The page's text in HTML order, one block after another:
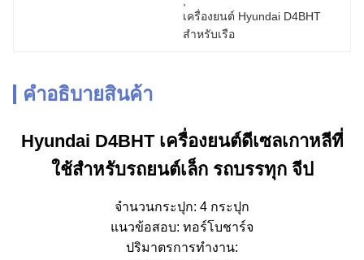
เครื่องยนต์ Hyundai D4BHT
สําหรับเรือ
คําอธิบายสินค้า
Hyundai D4BHT เครื่องยนต์ดีเซลเกาหลีที่
ใช้สําหรับรถยนต์เล็ก รถบรรทุก จีป
จํานวนกระปุก: 4 กระปุก
แนวข้อสอบ: ทอร์โบชาร์จ
ปริมาตรการทํางาน: